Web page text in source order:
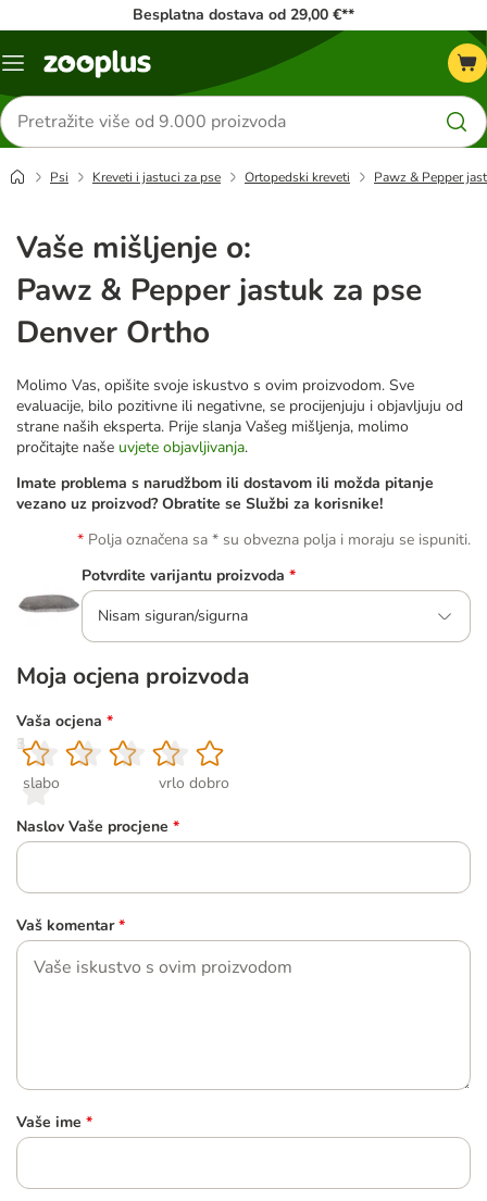
Besplatna dostava od 29,00 €**
Izbornik
Traži
proizvode
Psi Kreveti i jastuci za pse Ortopedski kreveti Pawz & Pepper
Vaše mišljenje o:
Pawz & Pepper jastuk za pse
Denver Ortho
Molimo Vas, opišite svoje iskustvo s ovim proizvodom. Sve
evaluacije, bilo pozitivne ili negativne, se procijenjuju i objavljuju od
strane naših eksperta. Prije slanja Vašeg mišljenja, molimo
pročitajte naše uvjete objavljivanja.
Imate problema s narudžbom ili dostavom ili možda pitanje
vezano uz proizvod? Obratite se Službi za korisnike!
Polja označena sa * su obvezna polja i moraju se ispuniti.
Potvrdite varijantu proizvoda *
Nisam siguran/sigurna
Moja ocjena proizvoda
Vaša ocjena *
1
slabo
2
3
4
5
vrlo dobro
Naslov Vaše procjene *
Vaš komentar *
Vaše ime *